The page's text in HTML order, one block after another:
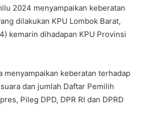
2024 menyampaikan keberatan
dilakukan KPU Lombok Barat,
kemarin dihadapan KPU Provinsi
menyampaikan keberatan terhadap
dan jumlah Daftar Pemilih
Pileg DPD, DPR RI dan DPRD